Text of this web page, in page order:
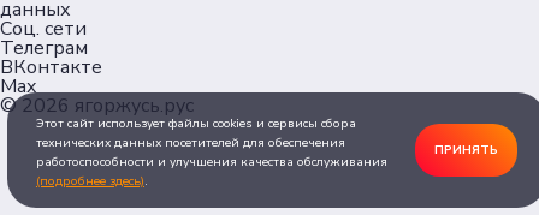
данных
Соц. сети
Телеграм
ВКонтакте
Max
© 2026 ягоржусь.рус
Этот сайт использует файлы cookies и сервисы сбора
технических данных посетителей для обеспечения
работоспособности и улучшения качества обслуживания
(подробнее здесь).
ПРИНЯТЬ